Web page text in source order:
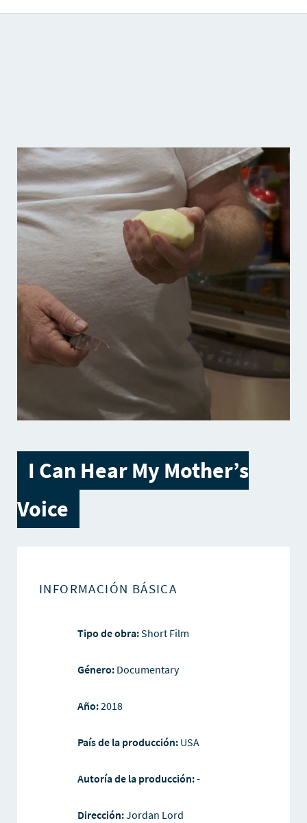
I Can Hear My Mother’s
Voice
INFORMACIÓN BÁSICA
Tipo de obra:Short Film
Género:Documentary
Año:2018
País de la producción: USA
Autoría de la producción:-
Dirección:Jordan Lord